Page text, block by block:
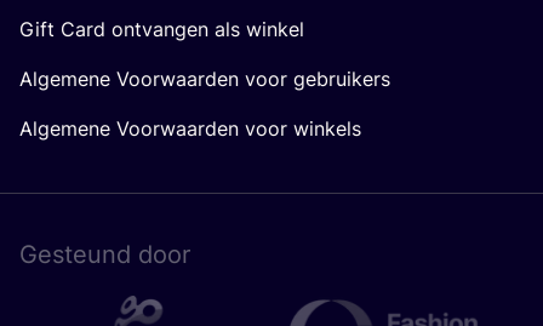
Gift Card ontvangen als winkel
Algemene Voorwaarden voor gebruikers
Algemene Voorwaarden voor winkels
Gesteund door